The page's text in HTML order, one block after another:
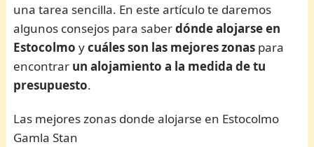
una tarea sencilla. En este artículo te daremos
algunos consejos para saberdónde alojarse en
Estocolmo ycuáles son las mejores zonas para
encontrar un alojamiento a la medida de tu
presupuesto.
Las mejores zonas donde alojarse en Estocolmo
Gamla Stan